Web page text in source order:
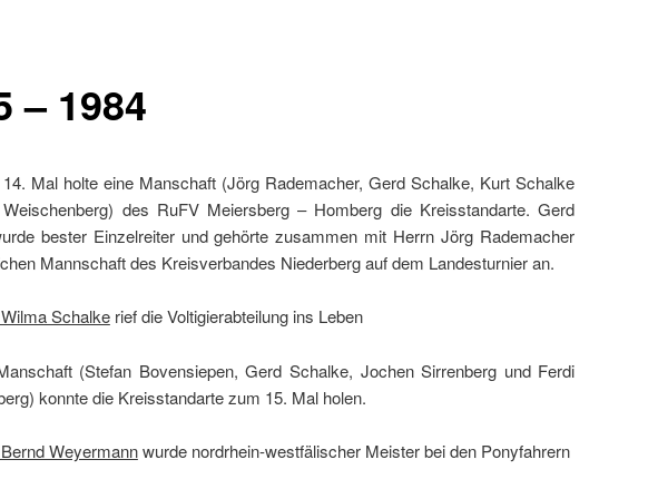
– 1984
Mal holte eine Manschaft (Jörg Rademacher, Gerd Schalke, Kurt Schalke
des RuFV Meiersberg – Homberg die Kreisstandarte. Gerd
bester Einzelreiter und gehörte zusammen mit Herrn Jörg Rademacher
Mannschaft des Kreisverbandes Niederberg auf dem Landesturnier an.
Schalkerief die Voltigierabteilung ins Leben
(Stefan Bovensiepen, Gerd Schalke, Jochen Sirrenberg und Ferdi
konnte die Kreisstandarte zum 15. Mal holen.
Weyermannwurde nordrhein-westfälischer Meister bei den Ponyfahrern